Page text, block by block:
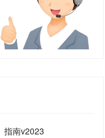
指南v2023